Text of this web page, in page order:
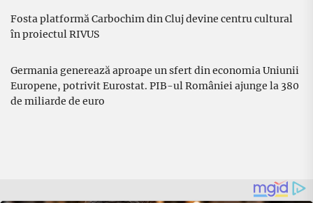
Fosta platformă Carbochim din Cluj devine centru cultural
în proiectul RIVUS
Germania generează aproape un sfert din economia Uniunii
Europene, potrivit Eurostat. PIB-ul României ajunge la 380
de miliarde de euro